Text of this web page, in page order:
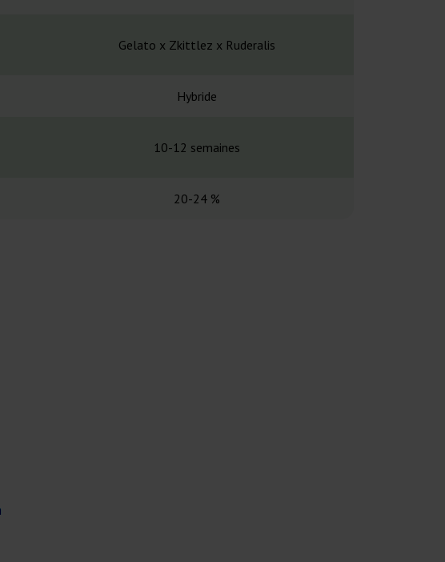
Gelato x Zkittlez x Ruderalis
Hybride
10-12 semaines
20-24 %